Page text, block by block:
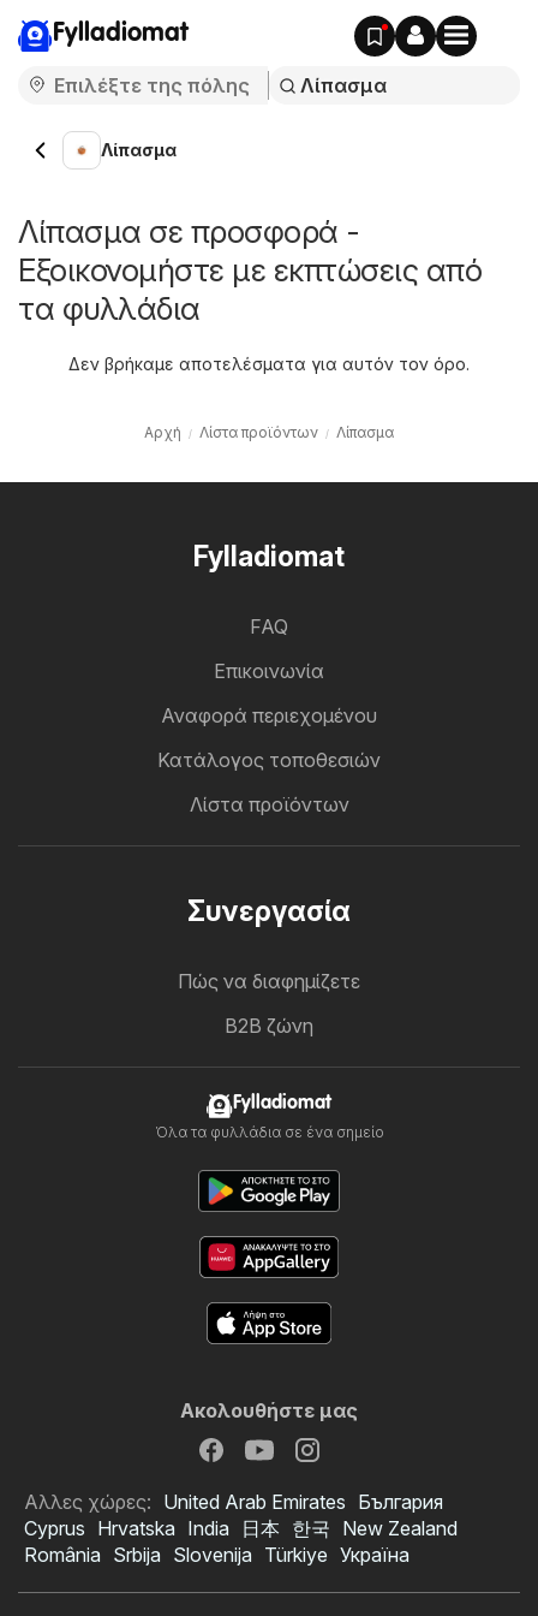
Fylladiomat
Λίπασμα
Λίπασμα σε προσφορά -
Εξοικονομήστε με εκπτώσεις από
τα φυλλάδια
Δεν βρήκαμε αποτελέσματα για αυτόν τον όρο.
Αρχή Λίστα προϊόντων Λίπασμα
Fylladiomat
FAQ
Επικοινωνία
Αναφορά περιεχομένου
Κατάλογος τοποθεσιών
Λίστα προϊόντων
Συνεργασία
Πώς να διαφημίζετε
B2B ζώνη
Fylladiomat
Όλα τα φυλλάδια σε ένα σημείο
Ακολουθήστε μας
Αλλες χώρες: United Arab Emirates България
Cyprus Hrvatska India 日本 한국 New Zealand
România Srbija Slovenija Türkiye Україна